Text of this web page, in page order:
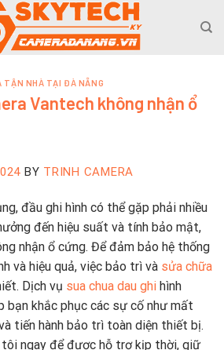
TẬN NHÀ TẠI ĐÀ NẴNG
Vantech không nhận ổ
BY TRINH CAMERA
đầu ghi hình có thể gặp phải nhiều
đến hiệu suất và tính bảo mật,
nhận ổ cứng. Để đảm bảo hệ thống
và hiệu quả, việc bảo trì và sửa chữa
Dịch vụ sua chua dau ghi hình
bạn khắc phục các sự cố như mất
tiến hành bảo trì toàn diện thiết bị.
tôi ngay để được hỗ trợ kịp thời, giữ